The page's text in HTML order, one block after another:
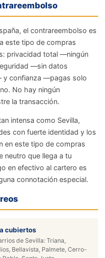
el contrareembolso es
este tipo de compras
privacidad total —ningún
—sin datos
y confianza —pagas solo
No hay ningún
la transacción.
intensa como Sevilla,
con fuerte identidad y los
en este tipo de compras
neutro que llega a tu
en efectivo al cartero es
connotación especial.
cubiertos
de Sevilla: Triana,
Bellavista, Palmete, Cerro-